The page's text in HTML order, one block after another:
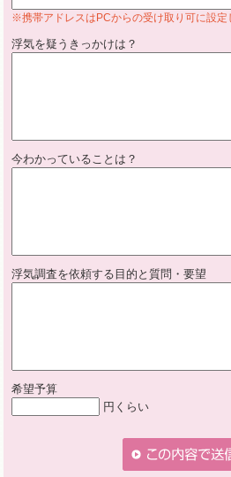
※携帯アドレスはPCからの受け取り可に設定
浮気を疑うきっかけは？
今わかっていることは？
浮気調査を依頼する目的と質問・要望
希望予算
円くらい